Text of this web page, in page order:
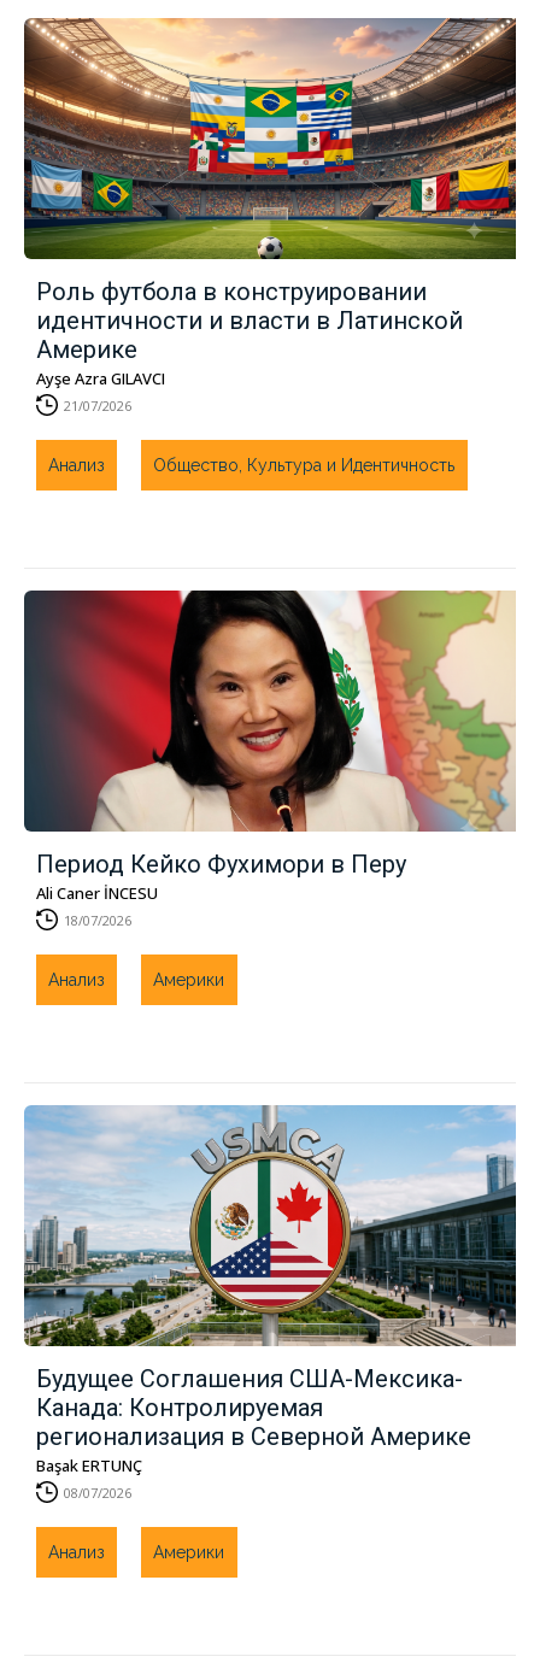
Роль футбола в конструировании
идентичности и власти в Латинской
Америке
Ayşe Azra GILAVCI
21/07/2026
Анализ Общество, Культура и Идентичность
Период Кейко Фухимори в Перу
Ali Caner İNCESU
18/07/2026
Анализ Америки
Будущее Соглашения США-Мексика-
Канада: Контролируемая
регионализация в Северной Америке
Başak ERTUNÇ
08/07/2026
Анализ Америки